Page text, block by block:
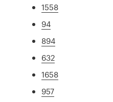
1558
94
894
632
1658
957